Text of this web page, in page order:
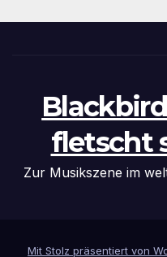
fletscht
Zur Musikszene im
Mit Stolz präsentiert von